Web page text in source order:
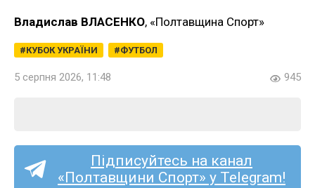
Владислав ВЛАСЕНКО, «Полтавщина Спорт»
КУБОК УКРАЇНИ ФУТБОЛ
5 серпня 2026, 11:48 945
Підписуйтесь на канал
«Полтавщини Спорт» у Telegram!